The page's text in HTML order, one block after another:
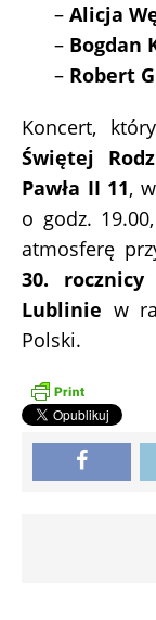
– Alicja
– Bogdan
– Robert
Koncert,
Świętej
Pawła II 11,
o godz.
atmosferę
30.
Lublinie w
Polski.